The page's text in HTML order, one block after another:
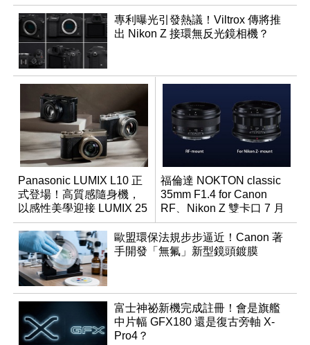
專利曝光引發熱議！Viltrox 傳將推
出 Nikon Z 接環無反光鏡相機？
Panasonic LUMIX L10 正
式登場！高質感隨身機，
以感性美學迎接 LUMIX 25
週年
福倫達 NOKTON classic
35mm F1.4 for Canon
RF、Nikon Z 雙卡口 7 月
同步登台
歐盟環保法規步步逼近！Canon 著
手開發「無氟」新型鏡頭鍍膜
富士神祕新機完成註冊！會是旗艦
中片幅 GFX180 還是復古旁軸 X-
Pro4？